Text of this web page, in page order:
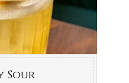
Sour